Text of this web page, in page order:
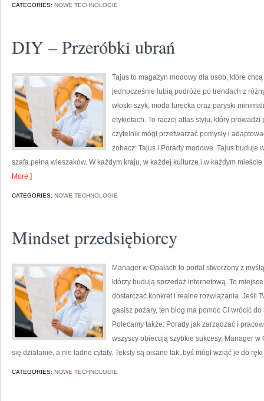
CATEGORIES: NOWE TECHNOLOGIE
DIY – Przeróbki ubrań
Tajus to magazyn modowy dla osób, które
jednocześnie lubią podróże po trendach z
włoski szyk, moda turecka oraz paryski
etykietach. To raczej atlas stylu, który prowadzi
czytelnik mógł przetwarzać pomysły i
zobacz: Tajus i Porady modowe. Tajus buduje
szafą pełną wieszaków. W każdym kraju, w każdej kulturze i w każdym mieście
More ]
CATEGORIES: NOWE TECHNOLOGIE
Mindset przedsiębiorcy
Manager w Opałach to portal stworzony z
którzy budują sprzedaż internetową. To
dostarczać konkret i realne rozwiązania. Jeśli
gasisz pożary, ten blog ma pomóc Ci wrócić
Polecamy także: Porady jak zarządzać i
wszyscy obiecują szybkie sukcesy, Manager
się działanie, a nie ładne cytaty. Teksty są pisane tak, byś mógł wziąć je do
CATEGORIES: NOWE TECHNOLOGIE